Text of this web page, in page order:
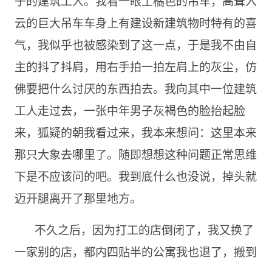
云的巨大吊车车身上有建设新建筑物时特有的喜
气，我似乎也被感染到了这一点，于是我不由自
主的抖了抖肩，用右手拍一拍左肩上的灰尘，仿
佛要把什么讨厌的东西拍去。我向其中一位建筑
工人走过去，一张中年男子灰褐色的脸抬起脸
来，狐疑的朝我看过来，我本来想问：这里本来
那只大象去哪里了。随即想想这种问题正常思维
下是不应该问的吧。我到底什么也没说，掉头就
迈开腿离开了那里地方。
不久之后，因为打工的店倒闭了，我又换了
一家别的店，都内四贴半的公寓我也退了，搬到